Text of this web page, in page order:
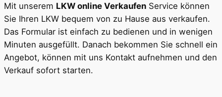
Mit unserem LKW online Verkaufen Service können
Sie Ihren LKW bequem von zu Hause aus verkaufen.
Das Formular ist einfach zu bedienen und in wenigen
Minuten ausgefüllt. Danach bekommen Sie schnell ein
Angebot, können mit uns Kontakt aufnehmen und den
Verkauf sofort starten.